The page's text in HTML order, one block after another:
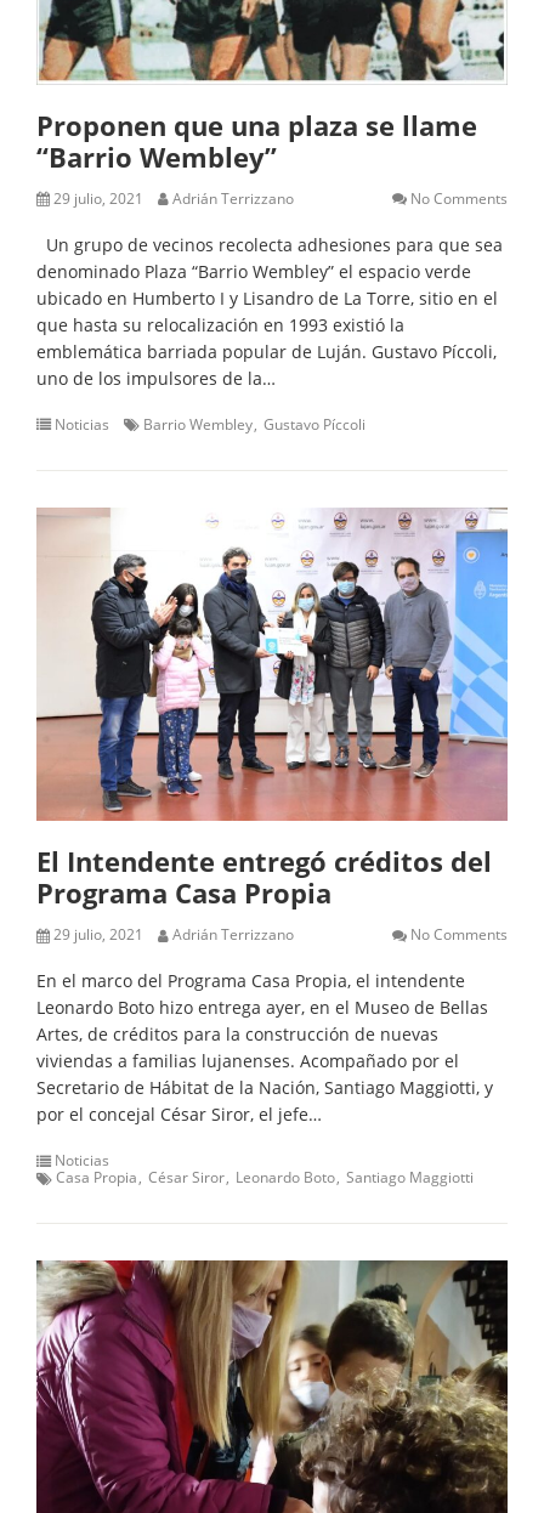
Proponen que una plaza se llame
“Barrio Wembley”
29 julio, 2021 Adrián Terrizzano No Comments
Un grupo de vecinos recolecta adhesiones para que sea
denominado Plaza “Barrio Wembley” el espacio verde
ubicado en Humberto I y Lisandro de La Torre, sitio en el
que hasta su relocalización en 1993 existió la
emblemática barriada popular de Luján. Gustavo Píccoli,
uno de los impulsores de la…
Noticias Barrio Wembley Gustavo Píccoli
El Intendente entregó créditos del
Programa Casa Propia
29 julio, 2021 Adrián Terrizzano No Comments
En el marco del Programa Casa Propia, el intendente
Leonardo Boto hizo entrega ayer, en el Museo de Bellas
Artes, de créditos para la construcción de nuevas
viviendas a familias lujanenses. Acompañado por el
Secretario de Hábitat de la Nación, Santiago Maggiotti, y
por el concejal César Siror, el jefe…
Noticias
Casa Propia César Siror Leonardo Boto Santiago Maggiotti